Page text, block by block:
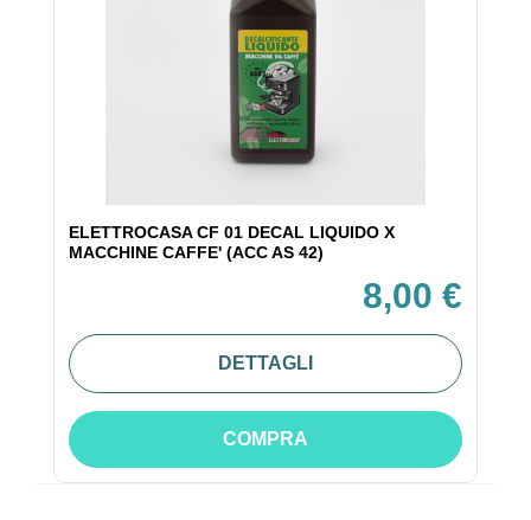
ELETTROCASA CF 01 DECAL LIQUIDO X
MACCHINE CAFFE' (ACC AS 42)
8,00 €
DETTAGLI
COMPRA